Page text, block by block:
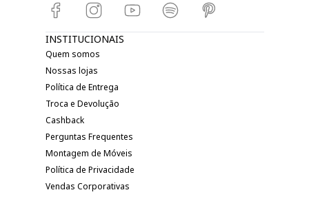
INSTITUCIONAIS
Quem somos
Nossas lojas
Política de Entrega
Troca e Devolução
Cashback
Perguntas Frequentes
Montagem de Móveis
Política de Privacidade
Vendas Corporativas